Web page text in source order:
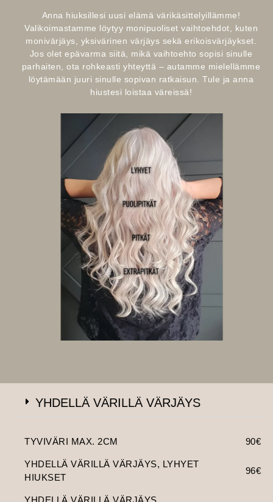
Anna hiuksillesi uusi elämä värikäsittelyillämme!
Valikoimastamme löytyy monipuoliset vaihtoehdot, kuten
monivärjäys, yksivärinen värjäys sekä erikoisvärjäykset.
Jos olet epävarma siitä, mikä vaihtoehto sopisi sinulle
parhaiten, ota rohkeasti yhteyttä – autamme mielellämme
löytämään juuri sinulle sopivan ratkaisun. Tule ja anna
hiustesi loistaa väreissä!
YHDELLÄ VÄRILLÄ VÄRJÄYS
TYVIVÄRI MAX. 2CM 90€
YHDELLÄ VÄRILLÄ VÄRJÄYS, LYHYET
HIUKSET
96€